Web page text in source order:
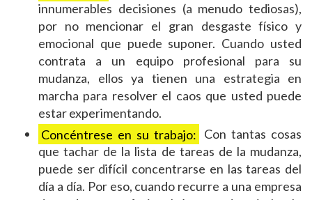
innumerables decisiones (a menudo tediosas),
por no mencionar el gran desgaste físico y
emocional que puede suponer. Cuando usted
contrata a un equipo profesional para su
mudanza, ellos ya tienen una estrategia en
marcha para resolver el caos que usted puede
estar experimentando.
Concéntrese en su trabajo: Con tantas cosas
que tachar de la lista de tareas de la mudanza,
puede ser difícil concentrarse en las tareas del
día a día. Por eso, cuando recurre a una empresa